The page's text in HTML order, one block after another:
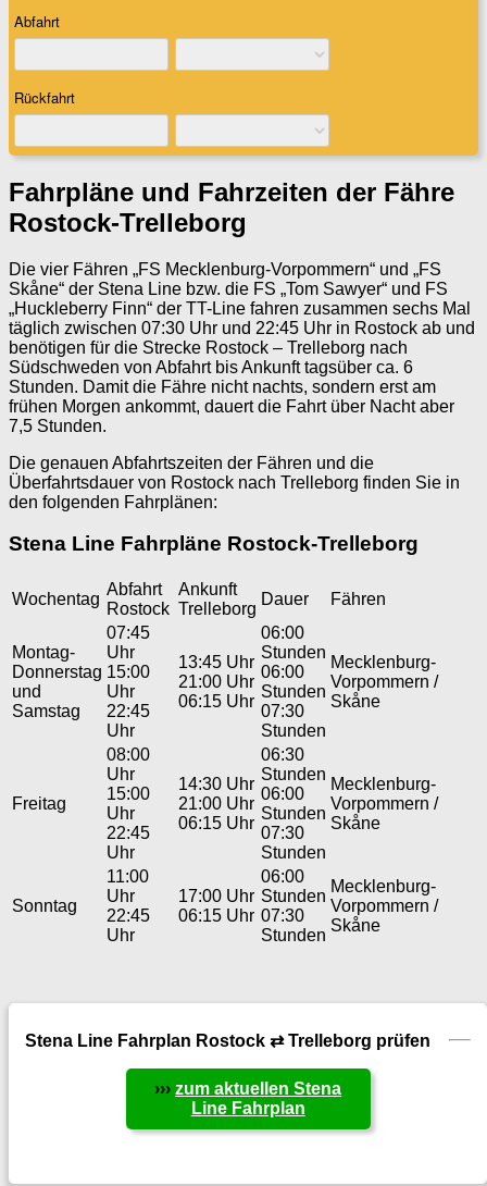
Fahrpläne und Fahrzeiten der Fähre
Rostock-Trelleborg
Die vier Fähren „FS Mecklenburg-Vorpommern“ und „FS
Skåne“ der Stena Line bzw. die FS „Tom Sawyer“ und FS
„Huckleberry Finn“ der TT-Line fahren zusammen sechs Mal
täglich zwischen 07:30 Uhr und 22:45 Uhr in Rostock ab und
benötigen für die Strecke Rostock – Trelleborg nach
Südschweden von Abfahrt bis Ankunft tagsüber ca. 6
Stunden. Damit die Fähre nicht nachts, sondern erst am
frühen Morgen ankommt, dauert die Fahrt über Nacht aber
7,5 Stunden.
Die genauen Abfahrtszeiten der Fähren und die
Überfahrtsdauer von Rostock nach Trelleborg finden Sie in
den folgenden Fahrplänen:
Stena Line Fahrpläne Rostock-Trelleborg
Wochentag
Abfahrt
Rostock
Ankunft
Trelleborg
Dauer Fähren
Montag-
Donnerstag
und
Samstag
07:45
Uhr
15:00
Uhr
22:45
Uhr
13:45 Uhr
21:00 Uhr
06:15 Uhr
06:00
Stunden
06:00
Stunden
07:30
Stunden
Mecklenburg-
Vorpommern /
Skåne
Freitag
08:00
Uhr
15:00
Uhr
22:45
Uhr
14:30 Uhr
21:00 Uhr
06:15 Uhr
06:30
Stunden
06:00
Stunden
07:30
Stunden
Mecklenburg-
Vorpommern /
Skåne
Sonntag
11:00
Uhr
22:45
Uhr
17:00 Uhr
06:15 Uhr
06:00
Stunden
07:30
Stunden
Mecklenburg-
Vorpommern /
Skåne
Stena Line Fahrplan Rostock ⇄ Trelleborg prüfen
›››zum aktuellen Stena
Line Fahrplan